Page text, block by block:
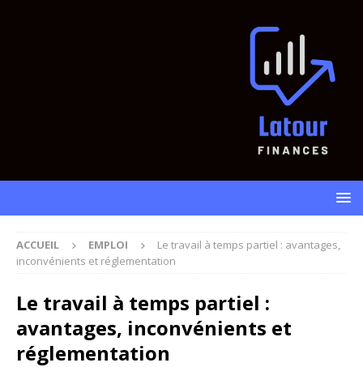
ACCUEIL EMPLOI
Le travail à temps partiel : avantages,
inconvénients et réglementation
Le travail à temps partiel :
avantages, inconvénients et
réglementation